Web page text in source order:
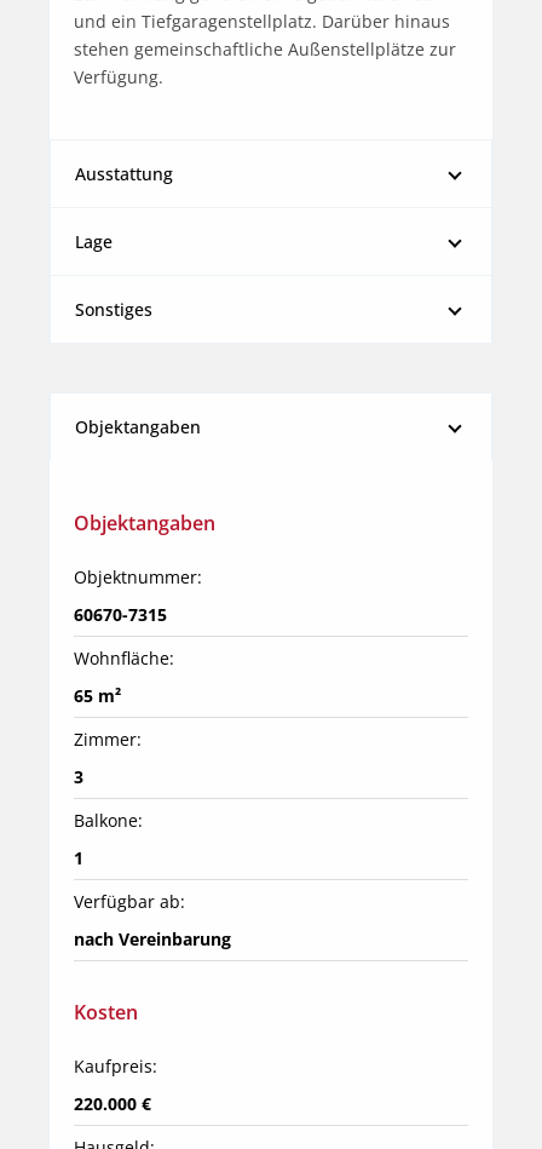
und ein Tiefgaragenstellplatz. Darüber hinaus
stehen gemeinschaftliche Außenstellplätze zur
Verfügung.
Ausstattung
Lage
Sonstiges
Objektangaben
Objektangaben
Objektnummer:
60670-7315
Wohnfläche:
65 m²
Zimmer:
3
Balkone:
1
Verfügbar ab:
nach Vereinbarung
Kosten
Kaufpreis:
220.000 €